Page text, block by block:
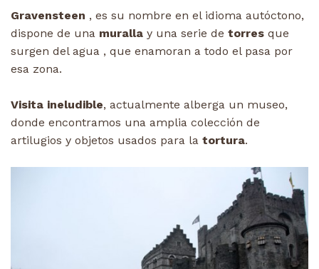
Gravensteen , es su nombre en el idioma autóctono,
dispone de una muralla y una serie de torres que
surgen del agua , que enamoran a todo el pasa por
esa zona.
Visita ineludible, actualmente alberga un museo,
donde encontramos una amplia colección de
artilugios y objetos usados para la tortura.